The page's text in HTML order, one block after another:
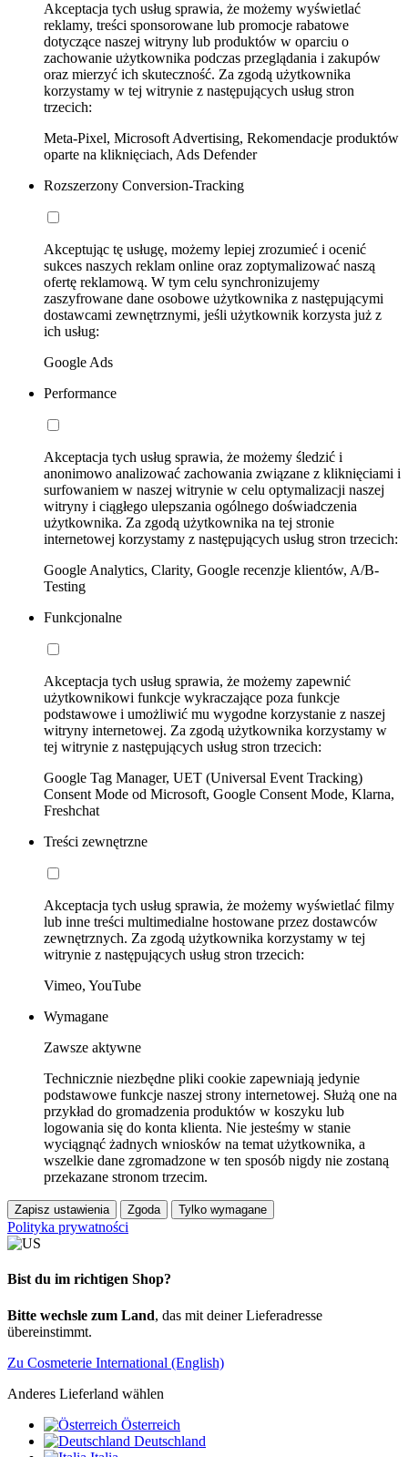
Akceptacja tych usług sprawia, że możemy wyświetlać
reklamy, treści sponsorowane lub promocje rabatowe
dotyczące naszej witryny lub produktów w oparciu o
zachowanie użytkownika podczas przeglądania i zakupów
oraz mierzyć ich skuteczność. Za zgodą użytkownika
korzystamy w tej witrynie z następujących usług stron
trzecich:
Meta-Pixel, Microsoft Advertising, Rekomendacje produktów
oparte na kliknięciach, Ads Defender
Rozszerzony Conversion-Tracking
Akceptując tę usługę, możemy lepiej zrozumieć i ocenić
sukces naszych reklam online oraz zoptymalizować naszą
ofertę reklamową. W tym celu synchronizujemy
zaszyfrowane dane osobowe użytkownika z następującymi
dostawcami zewnętrznymi, jeśli użytkownik korzysta już z
ich usług:
Google Ads
Performance
Akceptacja tych usług sprawia, że możemy śledzić i
anonimowo analizować zachowania związane z kliknięciami i
surfowaniem w naszej witrynie w celu optymalizacji naszej
witryny i ciągłego ulepszania ogólnego doświadczenia
użytkownika. Za zgodą użytkownika na tej stronie
internetowej korzystamy z następujących usług stron trzecich:
Google Analytics, Clarity, Google recenzje klientów, A/B-
Testing
Funkcjonalne
Akceptacja tych usług sprawia, że możemy zapewnić
użytkownikowi funkcje wykraczające poza funkcje
podstawowe i umożliwić mu wygodne korzystanie z naszej
witryny internetowej. Za zgodą użytkownika korzystamy w
tej witrynie z następujących usług stron trzecich:
Google Tag Manager, UET (Universal Event Tracking)
Consent Mode od Microsoft, Google Consent Mode, Klarna,
Freshchat
Treści zewnętrzne
Akceptacja tych usług sprawia, że możemy wyświetlać filmy
lub inne treści multimedialne hostowane przez dostawców
zewnętrznych. Za zgodą użytkownika korzystamy w tej
witrynie z następujących usług stron trzecich:
Vimeo, YouTube
Wymagane
Zawsze aktywne
Technicznie niezbędne pliki cookie zapewniają jedynie
podstawowe funkcje naszej strony internetowej. Służą one na
przykład do gromadzenia produktów w koszyku lub
logowania się do konta klienta. Nie jesteśmy w stanie
wyciągnąć żadnych wniosków na temat użytkownika, a
wszelkie dane zgromadzone w ten sposób nigdy nie zostaną
przekazane stronom trzecim.
Zapisz ustawienia Zgoda Tylko wymagane
Polityka prywatności
Bist du im richtigen Shop?
Bitte wechsle zum Land, das mit deiner Lieferadresse
übereinstimmt.
Zu Cosmeterie International (English)
Anderes Lieferland wählen
Österreich
Deutschland